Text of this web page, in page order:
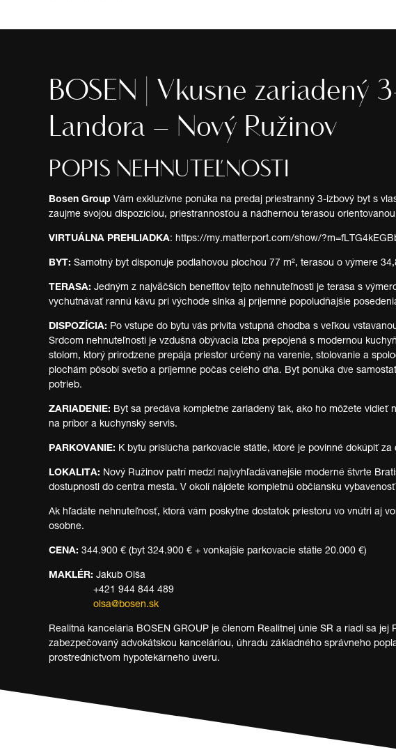
BOSEN | Vkusne zariadený
Landora – Nový Ružinov
POPIS NEHNUTEĽNOSTI
Bosen Group Vám exkluzívne ponúka na predaj priestranný 3-izbový byt s
zaujme svojou dispozíciou, priestrannosťou a nádhernou terasou
VIRTUÁLNA PREHLIADKA: https://my.matterport.com/show/
BYT: Samotný byt disponuje podlahovou plochou 77 m², terasou o výmere
TERASA: Jedným z najväčších benefitov tejto nehnuteľnosti je terasa s
vychutnávať rannú kávu pri východe slnka aj príjemné popoludňajšie
DISPOZÍCIA: Po vstupe do bytu vás privíta vstupná chodba s veľkou
Srdcom nehnuteľnosti je vzdušná obývacia izba prepojená s modernou
stolom, ktorý prirodzene prepája priestor určený na varenie, stolovanie a
plochám pôsobí svetlo a príjemne počas celého dňa. Byt ponúka dve
potrieb.
ZARIADENIE: Byt sa predáva kompletne zariadený tak, ako ho môžete
na príbor a kuchynský servis.
PARKOVANIE: K bytu prislúcha parkovacie státie, ktoré je povinné dokúpiť za
LOKALITA: Nový Ružinov patrí medzi najvyhľadávanejšie moderné štvrte
dostupnosti do centra mesta. V okolí nájdete kompletnú občiansku
Ak hľadáte nehnuteľnosť, ktorá vám poskytne dostatok priestoru vo vnútri aj
osobne.
CENA: 344.900 € (byt 324.900 € + vonkajšie parkovacie státie 20.000 €)
MAKLÉR: Jakub Olša
+421 944 844 489
olsa@bosen.sk
Realitná kancelária BOSEN GROUP je členom Realitnej únie SR a riadi sa
zabezpečovaný advokátskou kanceláriou, úhradu základného správneho
prostredníctvom hypotekárneho úveru.